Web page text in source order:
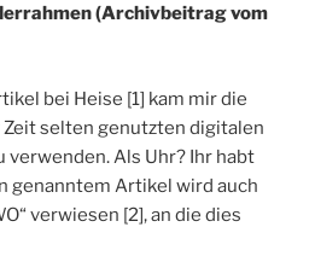
(Archivbeitrag vom
bei Heise [1] kam mir die
selten genutzten digitalen
verwenden. Als Uhr? Ihr habt
genanntem Artikel wird auch
verwiesen [2], an die dies